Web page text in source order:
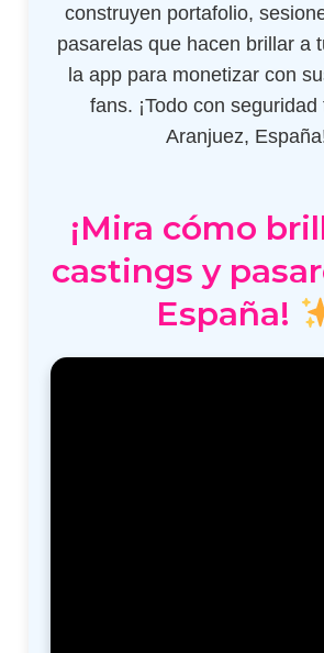
construyen portafolio,
pasarelas que hacen brillar a
la app para monetizar con
fans. ¡Todo con seguridad
Aranjuez,
¡Mira cómo
castings y
España!